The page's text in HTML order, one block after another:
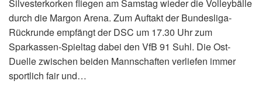
Silvesterkorken fliegen am Samstag wieder die Volleybälle
durch die Margon Arena. Zum Auftakt der Bundesliga-
Rückrunde empfängt der DSC um 17.30 Uhr zum
Sparkassen-Spieltag dabei den VfB 91 Suhl. Die Ost-
Duelle zwischen beiden Mannschaften verliefen immer
sportlich fair und…